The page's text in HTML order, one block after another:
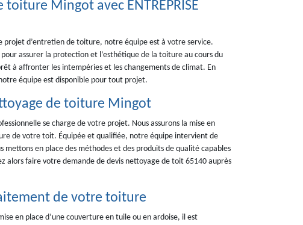
Mingot avec ENTREPRISE
projet d’entretien de toiture, notre équipe est à votre service.
assurer la protection et l’esthétique de la toiture au cours du
à affronter les intempéries et les changements de climat. En
équipe est disponible pour tout projet.
de toiture Mingot
se charge de votre projet. Nous assurons la mise en
de votre toit. Équipée et qualifiée, notre équipe intervient de
en place des méthodes et des produits de qualité capables
alors faire votre demande de devis nettoyage de toit 65140 auprès
de votre toiture
en place d’une couverture en tuile ou en ardoise, il est